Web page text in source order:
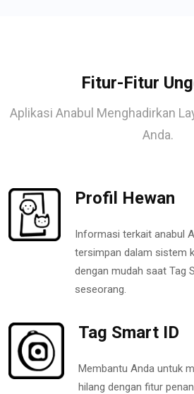
Fitur-Fitur
Aplikasi Anabul Menghadirkan
Anda.
Profil Hewan
Informasi terkait anabul
tersimpan dalam sistem
dengan mudah saat Tag
seseorang.
Tag Smart ID
Membantu Anda untuk
hilang dengan fitur